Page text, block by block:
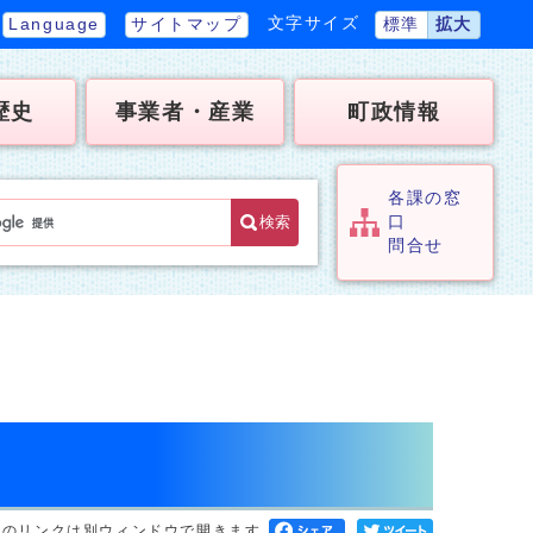
Language サイトマップ 文字サイズ 標準 拡大
史 事業者・産業 町政情報
検索
各課の窓
口
問合せ